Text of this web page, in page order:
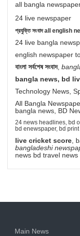
all bangla
24 live newspaper
প্রযুক্তি সংবাদ all english
24 live bangla
english newspaper
বাংলা সর্বশেষ সংবাদ,
bangla news, bd
Technology News,
All Bangla
bangla news, BD
24 news headlines, bd
bd enewspaper, bd
live cricket score,
bangladeshi
news bd travel
Main News